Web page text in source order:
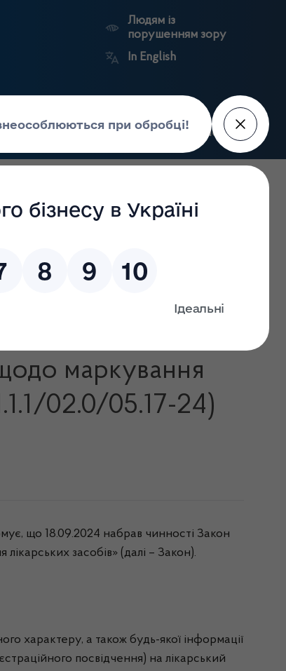
Людям із
порушенням зору
In English
Пошук
нагляд
реєстри
портал
Держлікслужби
України «Про лікарські засоби» щодо
«Про внесення
маркування
02.0/05.17-24)
що 18.09.2024 набрав чинності Закон
засобів» (далі – Закон).
характеру, а також будь-якої інформації
посвідчення) на лікарський